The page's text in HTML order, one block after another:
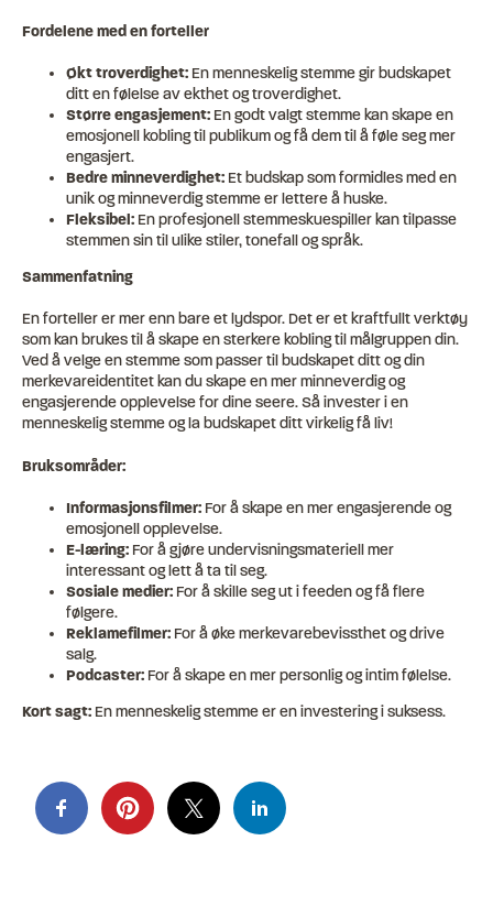
Fordelene med en forteller
Økt troverdighet: En menneskelig stemme gir budskapet
ditt en følelse av ekthet og troverdighet.
Større engasjement: En godt valgt stemme kan skape en
emosjonell kobling til publikum og få dem til å føle seg mer
engasjert.
Bedre minneverdighet: Et budskap som formidles med en
unik og minneverdig stemme er lettere å huske.
Fleksibel: En profesjonell stemmeskuespiller kan tilpasse
stemmen sin til ulike stiler, tonefall og språk.
Sammenfatning
En forteller er mer enn bare et lydspor. Det er et kraftfullt verktøy
som kan brukes til å skape en sterkere kobling til målgruppen din.
Ved å velge en stemme som passer til budskapet ditt og din
merkevareidentitet kan du skape en mer minneverdig og
engasjerende opplevelse for dine seere. Så invester i en
menneskelig stemme og la budskapet ditt virkelig få liv!
Bruksområder:
Informasjonsfilmer: For å skape en mer engasjerende og
emosjonell opplevelse.
E-læring: For å gjøre undervisningsmateriell mer
interessant og lett å ta til seg.
Sosiale medier: For å skille seg ut i feeden og få flere
følgere.
Reklamefilmer: For å øke merkevarebevissthet og drive
salg.
Podcaster: For å skape en mer personlig og intim følelse.
Kort sagt: En menneskelig stemme er en investering i suksess.